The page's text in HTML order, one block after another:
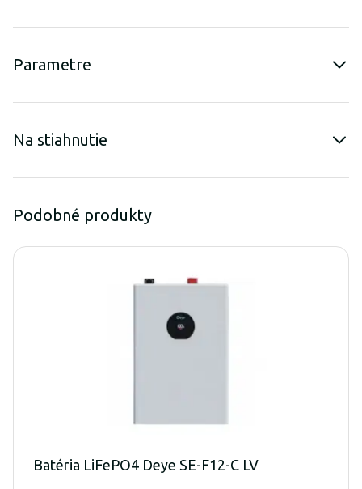
Parametre
Na stiahnutie
Podobné produkty
Batéria LiFePO4 Deye SE-F12-C LV